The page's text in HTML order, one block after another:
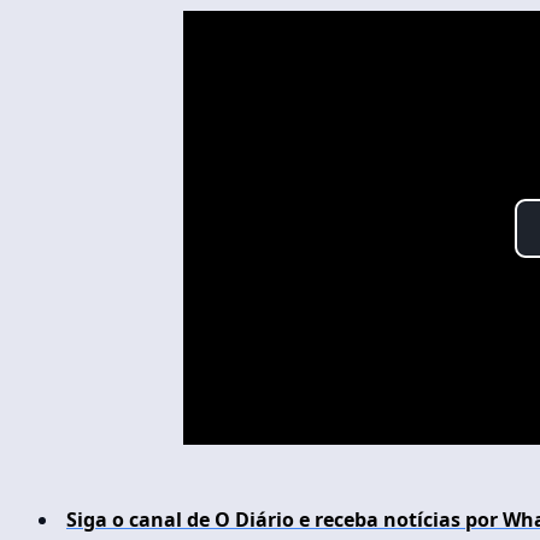
Siga o canal de O Diário e receba notícias por